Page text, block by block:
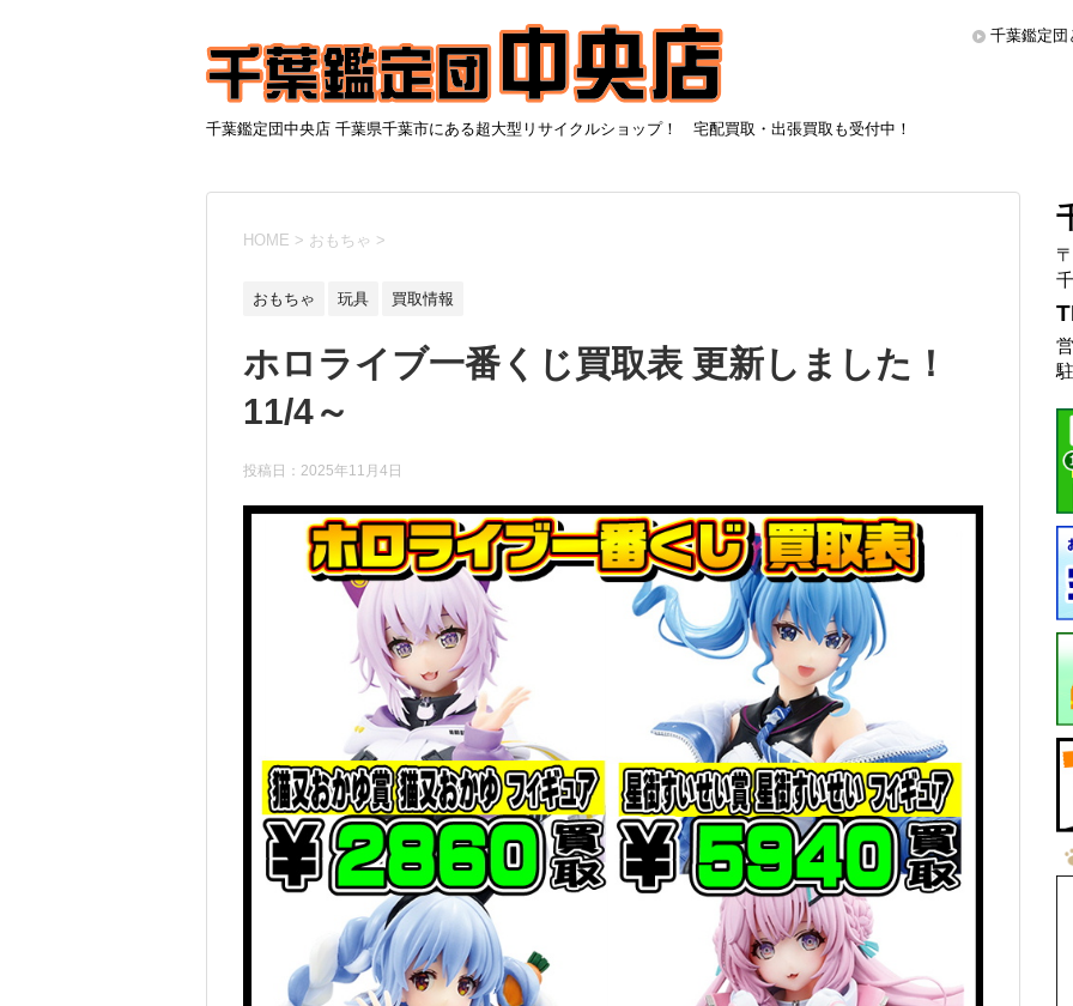
千葉鑑定団中央店 千葉県千葉市にある超大型リサイクルショップ！ 宅配買取・出張買取も受付中！
千葉鑑定団
HOME > おもちゃ >
おもちゃ 玩具 買取情報
ホロライブ一番くじ買取表 更新しました！
11/4～
投稿日： 2025年11月4日